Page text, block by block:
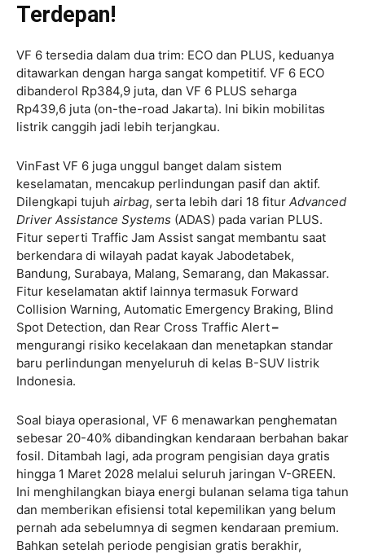
Terdepan!
VF 6 tersedia dalam dua trim: ECO dan PLUS, keduanya
ditawarkan dengan harga sangat kompetitif. VF 6 ECO
dibanderol Rp384,9 juta, dan VF 6 PLUS seharga
Rp439,6 juta (on-the-road Jakarta). Ini bikin mobilitas
listrik canggih jadi lebih terjangkau.
VinFast VF 6 juga unggul banget dalam sistem
keselamatan, mencakup perlindungan pasif dan aktif.
Dilengkapi tujuh airbag, serta lebih dari 18 fitur Advanced
Driver Assistance Systems (ADAS) pada varian PLUS.
Fitur seperti Traffic Jam Assist sangat membantu saat
berkendara di wilayah padat kayak Jabodetabek,
Bandung, Surabaya, Malang, Semarang, dan Makassar.
Fitur keselamatan aktif lainnya termasuk Forward
Collision Warning, Automatic Emergency Braking, Blind
Spot Detection, dan Rear Cross Traffic Alert–
mengurangi risiko kecelakaan dan menetapkan standar
baru perlindungan menyeluruh di kelas B-SUV listrik
Indonesia.
Soal biaya operasional, VF 6 menawarkan penghematan
sebesar 20-40% dibandingkan kendaraan berbahan bakar
fosil. Ditambah lagi, ada program pengisian daya gratis
hingga 1 Maret 2028 melalui seluruh jaringan V-GREEN.
Ini menghilangkan biaya energi bulanan selama tiga tahun
dan memberikan efisiensi total kepemilikan yang belum
pernah ada sebelumnya di segmen kendaraan premium.
Bahkan setelah periode pengisian gratis berakhir,